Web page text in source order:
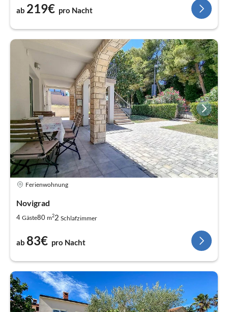
ab 219€ pro Nacht
Ferienwohnung
Novigrad
4 Gäste80 m22 Schlafzimmer
ab 83€ pro Nacht